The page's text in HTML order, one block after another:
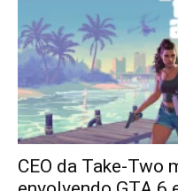
CEO da Take-Two